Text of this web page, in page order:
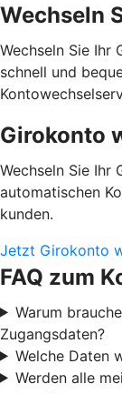
Wechseln
Wechseln Sie Ihr
schnell und
Girokonto
Wechseln Sie Ihr
automatischen
kunden.
Jetzt Girokonto
FAQ zum
Warum
Zugangsdaten?
Welche Daten
Werden alle